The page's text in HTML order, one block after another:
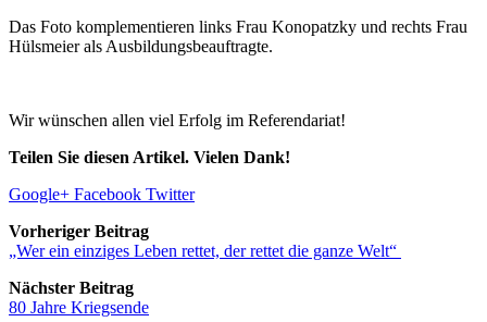
Das Foto komplementieren links Frau Konopatzky und rechts Frau
Hülsmeier als Ausbildungsbeauftragte.
Wir wünschen allen viel Erfolg im Referendariat!
Teilen Sie diesen Artikel. Vielen Dank!
Google+ Facebook Twitter
Vorheriger Beitrag
„Wer ein einziges Leben rettet, der rettet die ganze Welt“
Nächster Beitrag
80 Jahre Kriegsende